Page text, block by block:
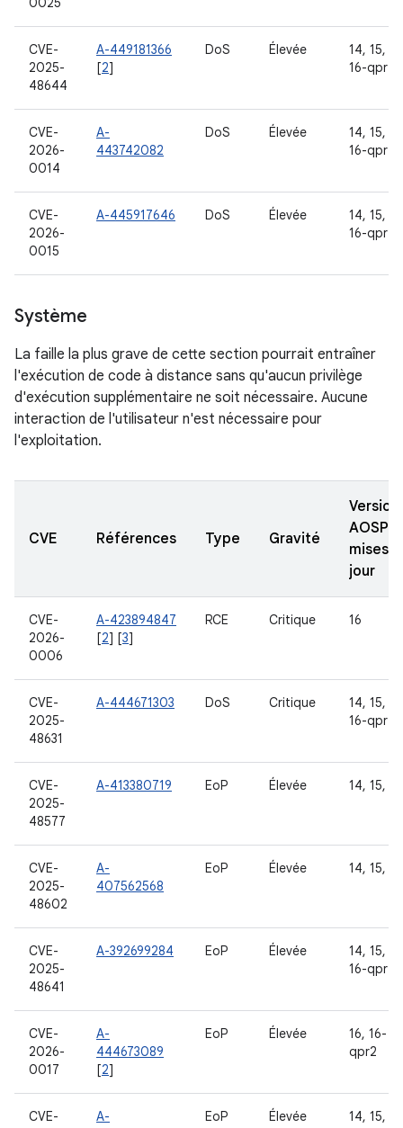
CVE-
2025-
48644
A-449181366
[2]
DoS Élevée
14, 15,
16-qpr2
CVE-
2026-
0014
A-
443742082
DoS Élevée
14, 15,
16-qpr2
CVE-
2026-
0015
A-445917646 DoS Élevée
14, 15,
16-qpr2
Système
La faille la plus grave de cette section pourrait entraîner
l'exécution de code à distance sans qu'aucun privilège
d'exécution supplémentaire ne soit nécessaire. Aucune
interaction de l'utilisateur n'est nécessaire pour
l'exploitation.
CVE Références Type Gravité
AOSP
mises à
jour
CVE-
2026-
0006
A-423894847
[2] [3]
RCE Critique 16
CVE-
2025-
48631
A-444671303 DoS Critique
14, 15,
16-qpr2
CVE-
2025-
48577
A-413380719 EoP Élevée 14, 15, 16
CVE-
2025-
48602
A-
407562568
EoP Élevée 14, 15, 16
CVE-
2025-
48641
A-392699284 EoP Élevée
14, 15,
16-qpr2
CVE-
2026-
0017
A-
444673089
[2]
EoP Élevée
16, 16-
qpr2
CVE-
A-
EoP Élevée
14, 15,